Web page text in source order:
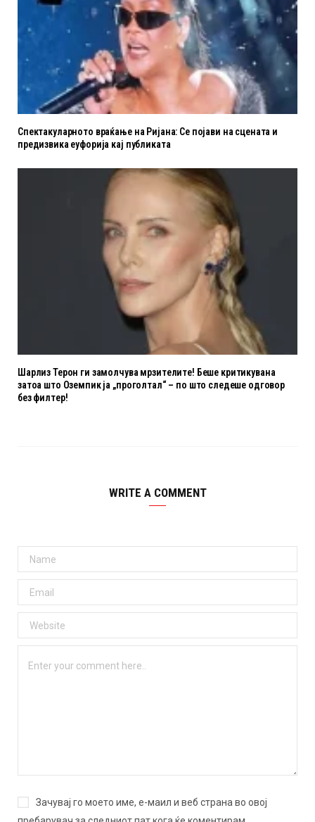
Спектакуларното враќање на Ријана: Се појави на сцената и
предизвика еуфорија кај публиката
Шарлиз Терон ги замолчува мрзителите! Беше критикувана
затоа што Оземпик ја „проголтал“ – по што следеше одговор
без филтер!
WRITE A COMMENT
Зачувај го моето име, е-маил и веб страна во овој